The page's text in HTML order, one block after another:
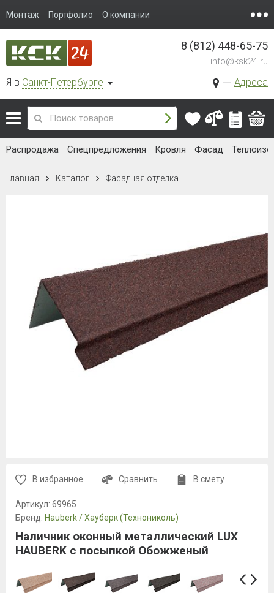
Монтаж Портфолио О компании
Я в Санкт-Петербурге Адреса
8 (812) 448-65-75
info@ksk24.ru
Распродажа Спецпредложения Кровля Фасад
Главная Каталог Фасадная отделка
В избранное Сравнить В смету
Артикул: 69965
Бренд: Hauberk / Хауберк (Технониколь)
Наличник оконный металлический LUX
HAUBERK с посыпкой Обожженый